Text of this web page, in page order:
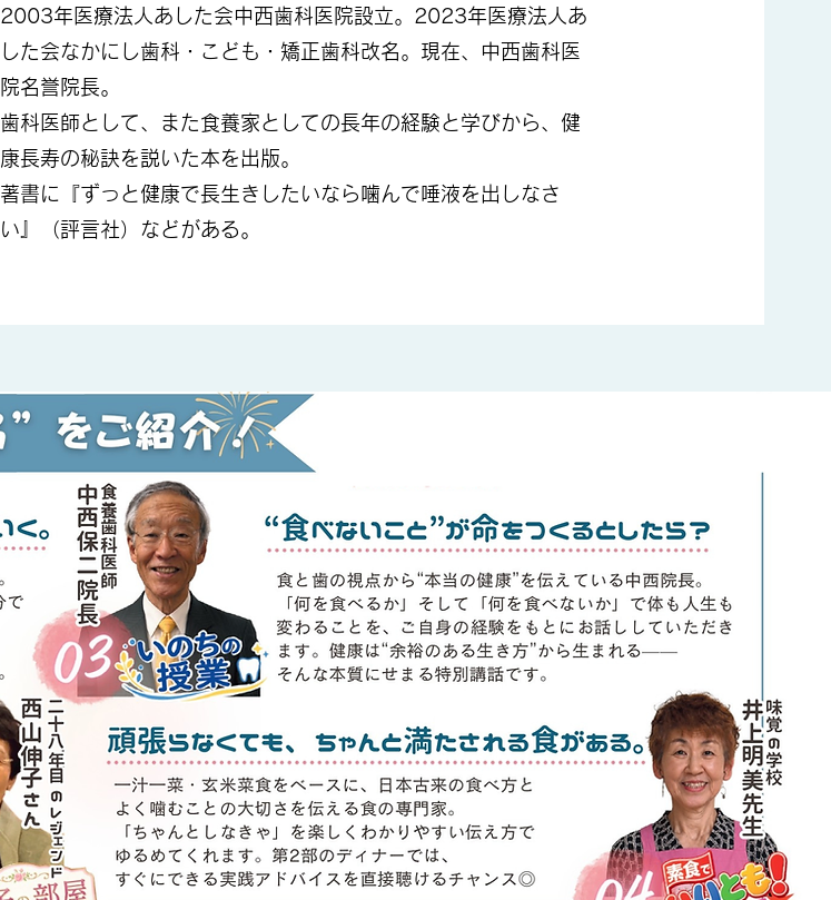
2003年医療法人あした会中西歯科医院設立。2023年医療法人あ
した会なかにし歯科・こども・矯正歯科改名。現在、中西歯科医
院名誉院長。
歯科医師として、また食養家としての長年の経験と学びから、健
康長寿の秘訣を説いた本を出版。
著書に『ずっと健康で長生きしたいなら噛んで唾液を出しなさ
い』（評言社）などがある。